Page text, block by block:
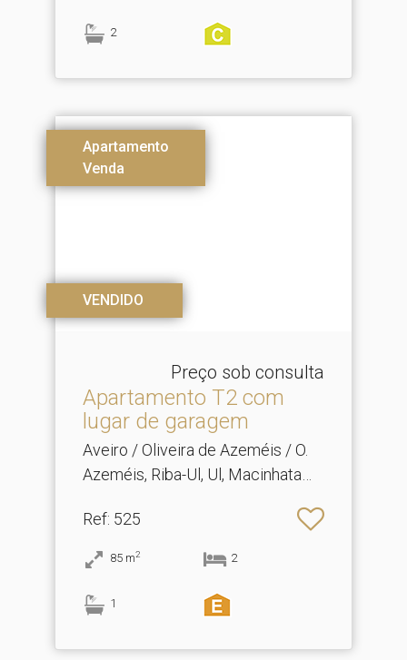
2
Apartamento
Venda
VENDIDO
Preço sob consulta
Apartamento T2 com
lugar de garagem
Aveiro / Oliveira de Azeméis / O.
Azeméis, Riba-Ul, Ul, Macinhata
Ref: 525
85 m2 2
1